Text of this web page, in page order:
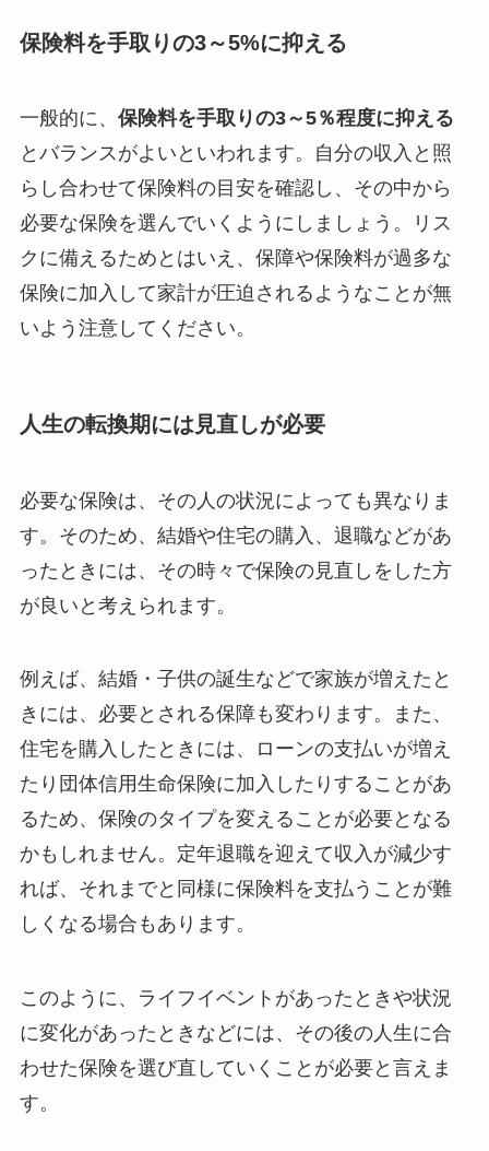
保険料を手取りの3～5%に抑える
一般的に、 保険料を手取りの3～5％程度に抑える
とバランスがよいといわれます。自分の収入と照
らし合わせて保険料の目安を確認し、その中から
必要な保険を選んでいくようにしましょう。リス
クに備えるためとはいえ、保障や保険料が過多な
保険に加入して家計が圧迫されるようなことが無
いよう注意してください。
人生の転換期には見直しが必要
必要な保険は、その人の状況によっても異なりま
す。そのため、結婚や住宅の購入、退職などがあ
ったときには、その時々で保険の見直しをした方
が良いと考えられます。
例えば、結婚・子供の誕生などで家族が増えたと
きには、必要とされる保障も変わります。また、
住宅を購入したときには、ローンの支払いが増え
たり団体信用生命保険に加入したりすることがあ
るため、保険のタイプを変えることが必要となる
かもしれません。定年退職を迎えて収入が減少す
れば、それまでと同様に保険料を支払うことが難
しくなる場合もあります。
このように、ライフイベントがあったときや状況
に変化があったときなどには、その後の人生に合
わせた保険を選び直していくことが必要と言えま
す。